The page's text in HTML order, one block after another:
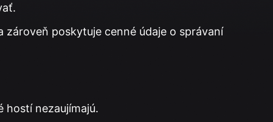
poskytuje cenné údaje o správaní
hostí nezaujímajú.